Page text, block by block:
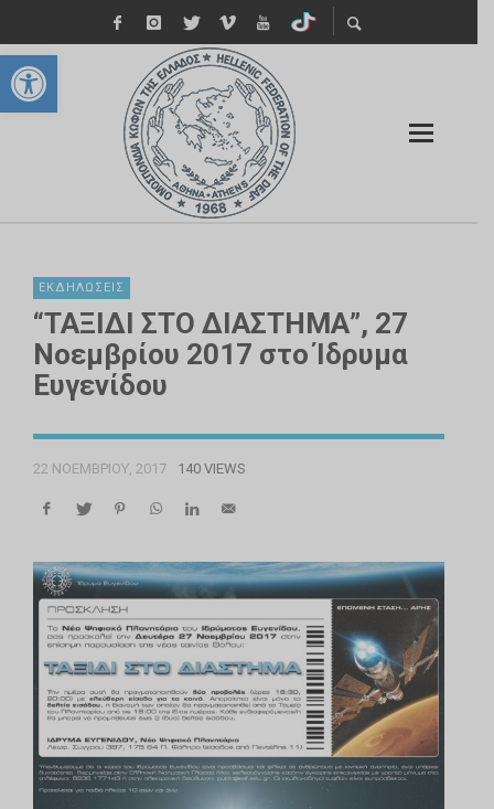
Ανοίξτε τη γραμμή εργαλείων
ΕΚΔΗΛΏΣΕΙΣ
“ΤΑΞΙΔΙ ΣΤΟ ΔΙΑΣΤΗΜΑ”, 27
Νοεμβρίου 2017 στο Ίδρυμα
Ευγενίδου
22 ΝΟΕΜΒΡΊΟΥ, 2017 140 VIEWS